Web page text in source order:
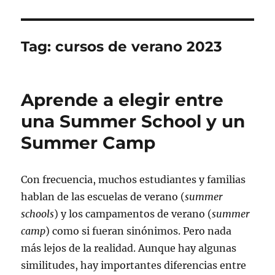
Tag:cursos de verano 2023
Aprende a elegir entre
una Summer School y un
Summer Camp
Con frecuencia, muchos estudiantes y familias
hablan de las escuelas de verano (summer
schools) y los campamentos de verano (summer
camp) como si fueran sinónimos. Pero nada
más lejos de la realidad. Aunque hay algunas
similitudes, hay importantes diferencias entre